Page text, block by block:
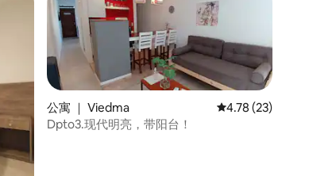
公寓 ｜ Viedma 平均评分 4.78 分（满
4.78 (23)
Dpto3.现代明亮，带阳台！